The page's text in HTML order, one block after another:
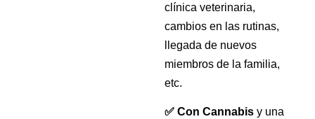
clínica veterinaria,
cambios en las rutinas,
llegada de nuevos
miembros de la familia,
etc.
✅ Con Cannabisy una